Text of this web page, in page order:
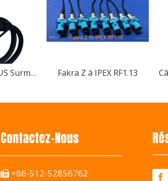
Câble Prise ISOBUS Surmoulée Personnalisable Fakra Z à IPEX RF1.13
Contactez-Nous
 +86-512-52856762